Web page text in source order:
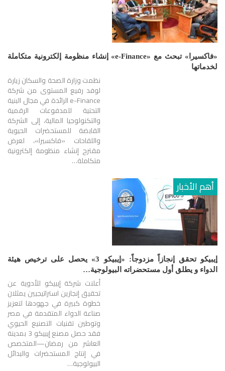
«فاكسيرا» تبحث مع «e-Finance» إنشاء منظومة إلكترونية متكاملة
لخدماتها
نظمت وزارة الصحة والسكان زيارة
لوفد رفيع المستوى من شركة
e-Finance الرائدة في مجال البنية
التحتية للمدفوعات الرقمية
والتكنولوجيا المالية، إلى الشركة
القابضة للمستحضرات الحيوية
واللقاحات «فاكسيرا»، لعرض
مقترح إنشاء منظومة إلكترونية
متكاملة…
أهم الأخبار
إيبيكو تحقق إنجازاً مزدوجاً: «إيبيكو 3» يحصل على ترخيص هيئة
الدواء و يطلق أول مستحضراته البيولوجية…
أعلنت شركة إيبيكو للأدوية عن
تحقيق إنجازين استراتيجيين يمثلان
خطوة كبيرة في جهودها لتعزيز
صناعة الدواء المتقدمة في مصر
وتوطين تقنيات التصنيع الحيوي
فقد حصل مصنع إيبيكو 3 بمدينة
العاشر من رمضان—المتخصص
في إنتاج المستحضرات والبدائل
البيولوجية…